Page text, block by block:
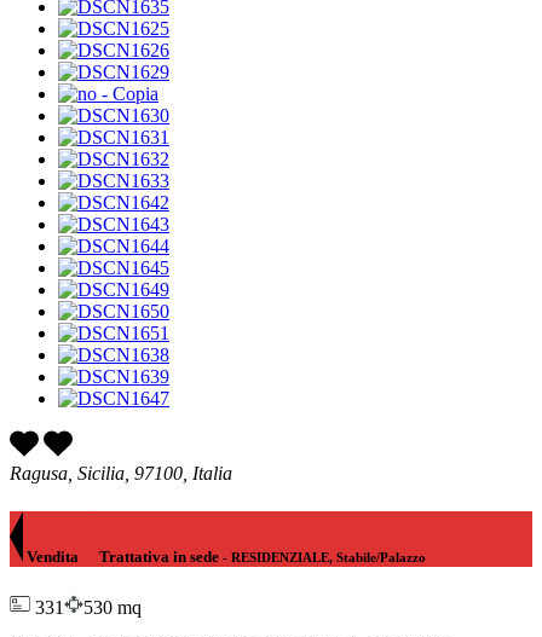
Ragusa, Sicilia, 97100, Italia
Vendita Trattativa in sede - RESIDENZIALE, Stabile/Palazzo
331
530 mq